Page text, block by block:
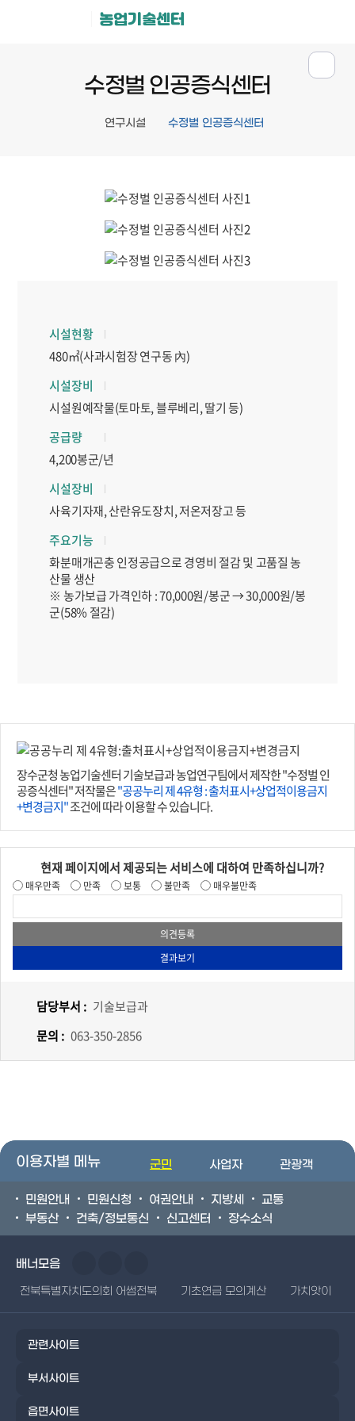
농업기술센터
수정벌 인공증식센터
연구시설 수정벌 인공증식센터
시설현황
480㎡(사과시험장 연구동 內)
시설장비
시설원예작물(토마토, 블루베리, 딸기 등)
공급량
4,200봉군/년
시설장비
사육기자재, 산란유도장치, 저온저장고 등
주요기능
화분매개곤충 인정공급으로 경영비 절감 및 고품질 농
산물 생산
※ 농가보급 가격인하 : 70,000원/봉군 → 30,000원/봉
군(58% 절감)
장수군청 농업기술센터 기술보급과 농업연구팀에서 제작한 "수정벌 인
공증식센터" 저작물은"공공누리 제 4유형 : 출처표시+상업적이용금지
+변경금지"조건에 따라 이용할 수 있습니다.
현재 페이지에서 제공되는 서비스에 대하여 만족하십니까?
매우만족 만족 보통 불만족 매우불만족
담당부서 : 기술보급과
문의 : 063-350-2856
이용자별 메뉴 군민 사업자 관광객
민원안내 민원신청 여권안내 지방세
교통
부동산
건축/정보통신 신고센터 장수소식
배너모음
전북특별자치도의회 어썸전북 기초연금 모의계산 가치앗이
관련사이트
부서사이트
읍면사이트